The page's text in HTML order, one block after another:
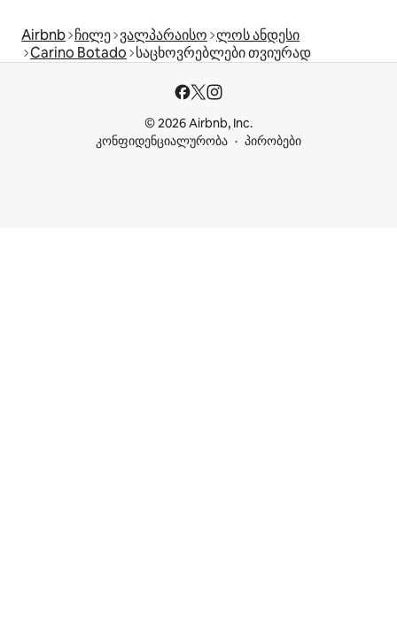
Airbnb ჩილე ვალპარაისო ლოს ანდესი
Carino Botado საცხოვრებლები თვიურად
© 2026 Airbnb, Inc.
კონფიდენციალურობა
პირობები